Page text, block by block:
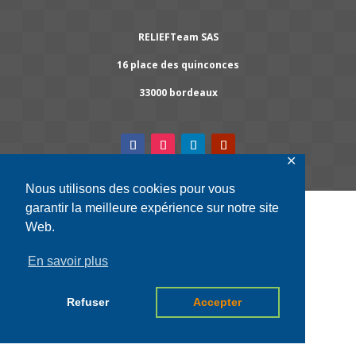
Nous utilisons des cookies pour vous
garantir la meilleure expérience sur notre site
Web.
En savoir plus
Refuser Accepter
✕
RELIEFTeam SAS
16 place des quinconces
33000 bordeaux